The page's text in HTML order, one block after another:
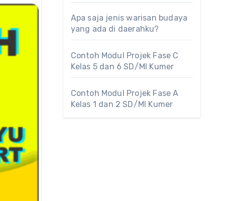
Apa saja jenis warisan budaya
yang ada di daerahku?
Contoh Modul Projek Fase C
Kelas 5 dan 6 SD/MI Kumer
Contoh Modul Projek Fase A
Kelas 1 dan 2 SD/MI Kumer